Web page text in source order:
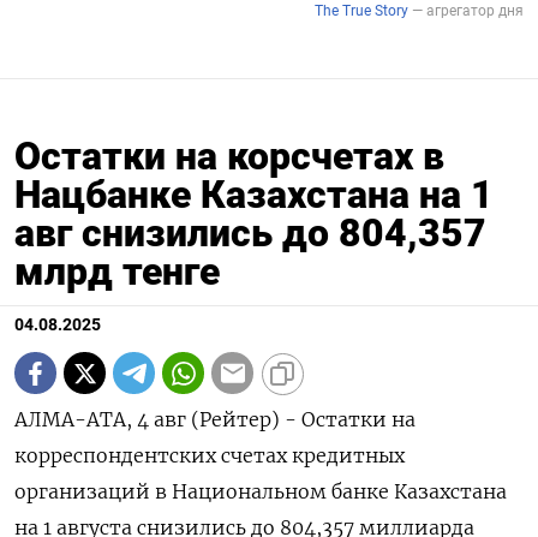
Остатки на корсчетах в
Нацбанке Казахстана на 1
авг снизились до 804,357
млрд тенге
04.08.2025
АЛМА-АТА, 4 авг (Рейтер) - Остатки на
корреспондентских счетах кредитных
организаций в Национальном банке Казахстана
на 1 августа снизились до 804,357 миллиарда